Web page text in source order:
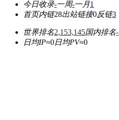
今日收录-一周-一月1
首页内链28出站链接0反链3
世界排名2,153,145国内排名-
日均IP≈0日均PV≈0